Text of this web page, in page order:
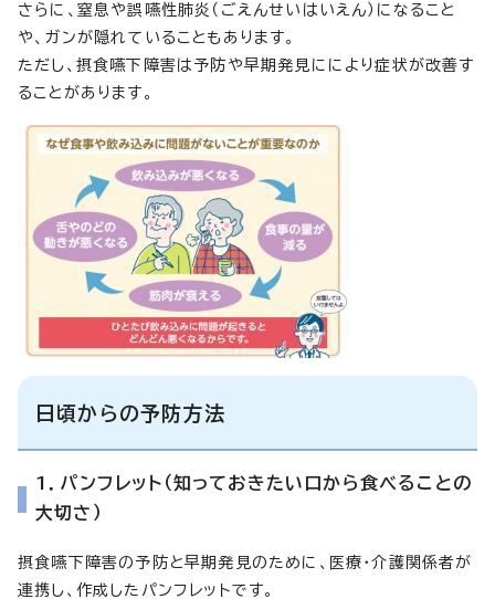
さらに、窒息や誤嚥性肺炎（ごえんせいはいえん）になること
や、ガンが隠れていることもあります。
ただし、摂食嚥下障害は予防や早期発見ににより症状が改善す
ることがあります。
日頃からの予防方法
1．パンフレット（知っておきたい口から食べることの
大切さ）
摂食嚥下障害の予防と早期発見のために、医療・介護関係者が
連携し、作成したパンフレットです。